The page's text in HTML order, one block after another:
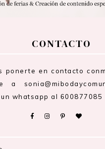
CONTACTO
ponerte en contacto
a
whatsapp al 600877085